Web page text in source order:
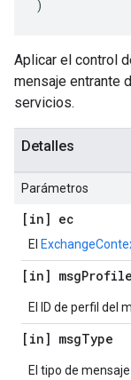
)
Aplicar el control
mensaje entrante
servicios.
Detalles
Parámetros
[in] ec
El
[in] msgProfile
El ID de perfil del
[in] msgType
El tipo de